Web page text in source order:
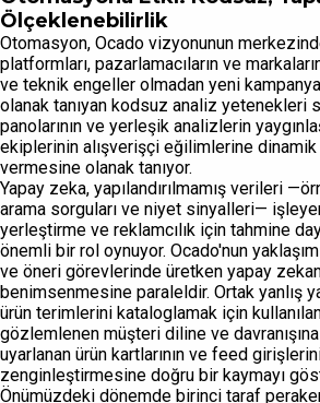
Ölçeklenebilirlik
Otomasyon, Ocado vizyonunun
platformları, pazarlamacıların ve
ve teknik engeller olmadan yeni
olanak tanıyan kodsuz analiz yetenekleri
panolarının ve yerleşik analizlerin
ekiplerinin alışverişçi eğilimlerine dinamik
vermesine olanak tanıyor.
Yapay zeka, yapılandırılmamış verileri
arama sorguları ve niyet sinyalleri—
yerleştirme ve reklamcılık için tahmine
önemli bir rol oynuyor. Ocado'nun
ve öneri görevlerinde üretken yapay
benimsenmesine paraleldir. Ortak yanlış
ürün terimlerini kataloglamak için
gözlemlenen müşteri diline ve
uyarlanan ürün kartlarının ve feed
zenginleştirmesine doğru bir kaymayı
Önümüzdeki dönemde birinci taraf